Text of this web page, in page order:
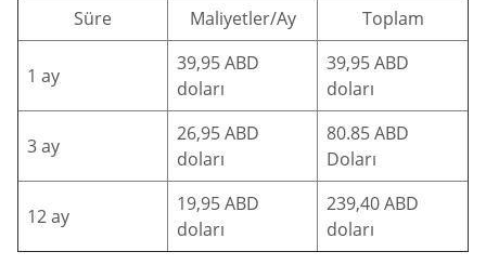
Süre Maliyetler/Ay Toplam
1 ay
39,95 ABD
doları
39,95 ABD
doları
3 ay
26,95 ABD
doları
80.85 ABD
Doları
12 ay
19,95 ABD
doları
239,40 ABD
doları